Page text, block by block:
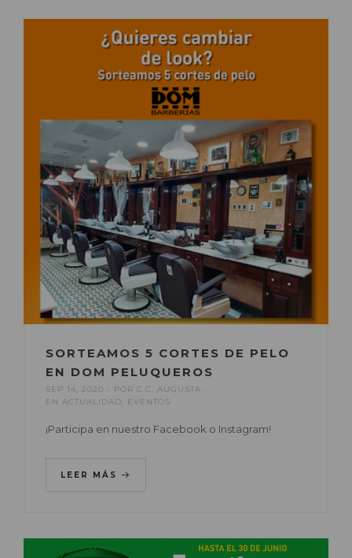
SORTEAMOS 5 CORTES DE PELO
EN DOM PELUQUEROS
SEP 14, 2020 POR C.C. AUGUSTA
EN ACTUALIDAD EVENTOS
¡Participa en nuestro Facebook o Instagram!
LEER MÁS